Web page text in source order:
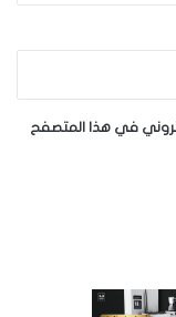
في هذا المتصفح